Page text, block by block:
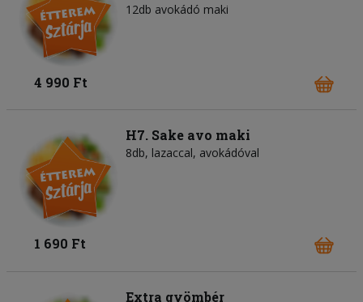
12db avokádó maki
4 990 Ft
H7. Sake avo maki
8db, lazaccal, avokádóval
1 690 Ft
Extra gyömbér